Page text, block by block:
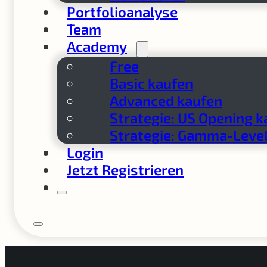
Portfolioanalyse
Team
Academy
Free
Basic kaufen
Advanced kaufen
Strategie: US Opening
Strategie: Gamma-
Login
Jetzt Registrieren